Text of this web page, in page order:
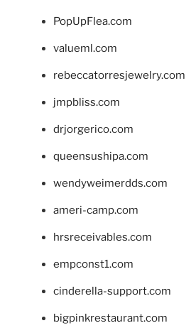
PopUpFlea.com
valueml.com
rebeccatorresjewelry.com
jmpbliss.com
drjorgerico.com
queensushipa.com
wendyweimerdds.com
ameri-camp.com
hrsreceivables.com
empconst1.com
cinderella-support.com
bigpinkrestaurant.com